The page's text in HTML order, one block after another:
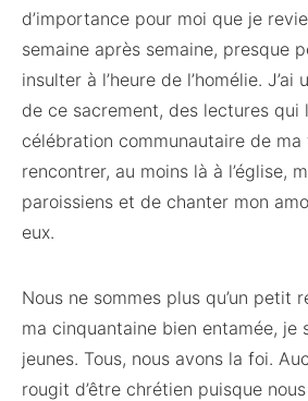
d’importance pour moi que je
semaine après semaine, presque
insulter à l’heure de l’homélie.
de ce sacrement, des lectures qui
célébration communautaire de
rencontrer, au moins là à l’église,
paroissiens et de chanter mon
eux.
Nous ne sommes plus qu’un petit
ma cinquantaine bien entamée, je
jeunes. Tous, nous avons la foi.
rougit d’être chrétien puisque